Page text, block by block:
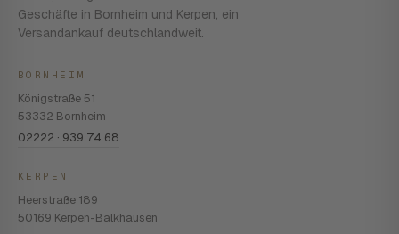
Geschäfte in Bornheim und Kerpen, ein
Versandankauf deutschlandweit.
BORNHEIM
Königstraße 51
53332 Bornheim
02222 · 939 74 68
KERPEN
Heerstraße 189
50169 Kerpen-Balkhausen